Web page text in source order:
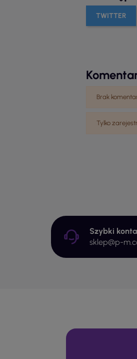
TWITTER
Brak
Tylko
Szybki
sklep@p-